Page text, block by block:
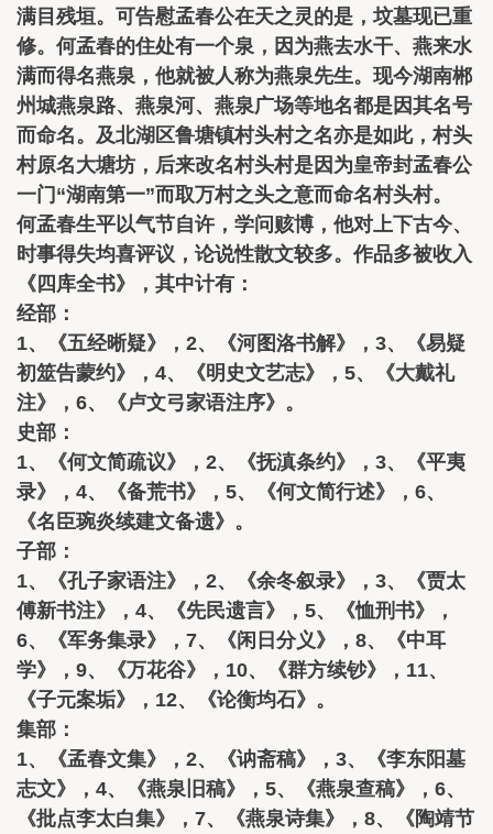
满目残垣。可告慰孟春公在天之灵的是，坟墓现已重
修。何孟春的住处有一个泉，因为燕去水干、燕来水
满而得名燕泉，他就被人称为燕泉先生。现今湖南郴
州城燕泉路、燕泉河、燕泉广场等地名都是因其名号
而命名。及北湖区鲁塘镇村头村之名亦是如此，村头
村原名大塘坊，后来改名村头村是因为皇帝封孟春公
一门“湖南第一”而取万村之头之意而命名村头村。
何孟春生平以气节自许，学问赅博，他对上下古今、
时事得失均喜评议，论说性散文较多。作品多被收入
《四库全书》，其中计有：
经部：
1、《五经晰疑》，2、《河图洛书解》，3、《易疑
初筮告蒙约》，4、《明史文艺志》，5、《大戴礼
注》，6、《卢文弓家语注序》。
史部：
1、《何文简疏议》，2、《抚滇条约》，3、《平夷
录》，4、《备荒书》，5、《何文简行述》，6、
《名臣琬炎续建文备遗》。
子部：
1、《孔子家语注》，2、《余冬叙录》，3、《贾太
傅新书注》，4、《先民遗言》，5、《恤刑书》，
6、《军务集录》，7、《闲日分义》，8、《中耳
学》，9、《万花谷》，10、《群方续钞》，11、
《子元案垢》，12、《论衡均石》。
集部：
1、《孟春文集》，2、《讷斋稿》，3、《李东阳墓
志文》，4、《燕泉旧稿》，5、《燕泉查稿》，6、
《批点李太白集》，7、《燕泉诗集》，8、《陶靖节